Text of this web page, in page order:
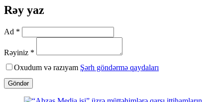
Rəy yaz
Ad *
Rəyiniz *
Oxudum və razıyam Şərh göndərmə qaydaları
Göndər